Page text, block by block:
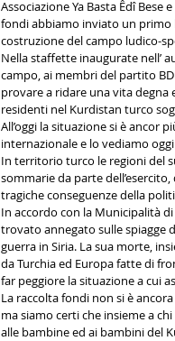
Associazione Ya Basta Êdî
fondi abbiamo inviato un primo
costruzione del campo ludico-
Nella staffette inaugurate nell’
campo, ai membri del partito
provare a ridare una vita degna
residenti nel Kurdistan turco
All’oggi la situazione si è ancor
internazionale e lo vediamo
In territorio turco le regioni del
sommarie da parte
tragiche conseguenze della
In accordo con la Municipalità
trovato annegato sulle spiagge
guerra in Siria. La sua morte,
da Turchia ed Europa fatte di
far peggiore la situazione a cui
La raccolta fondi non si è
ma siamo certi che insieme a
alle bambine ed ai bambini del